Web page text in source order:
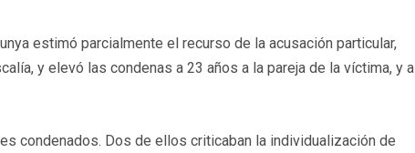
estimó parcialmente el recurso de la acusación particular,
y elevó las condenas a 23 años a la pareja de la víctima, y a
condenados. Dos de ellos criticaban la individualización de